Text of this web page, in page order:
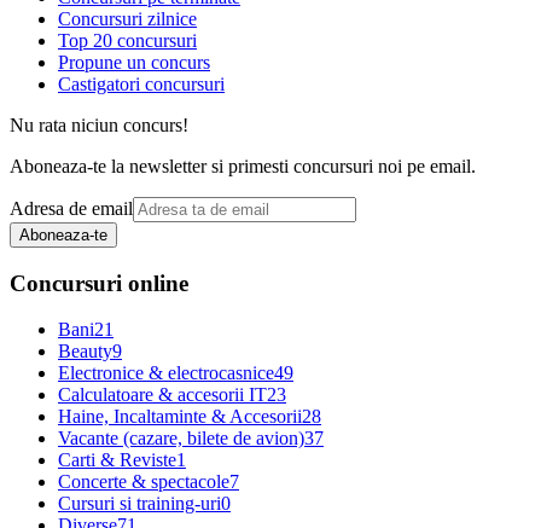
Concursuri zilnice
Top 20 concursuri
Propune un concurs
Castigatori concursuri
Nu rata niciun concurs!
Aboneaza-te la newsletter si primesti concursuri noi pe email.
Adresa de email
Aboneaza-te
Concursuri online
Bani21
Beauty9
Electronice & electrocasnice49
Calculatoare & accesorii IT23
Haine, Incaltaminte & Accesorii28
Vacante (cazare, bilete de avion)37
Carti & Reviste1
Concerte & spectacole7
Cursuri si training-uri0